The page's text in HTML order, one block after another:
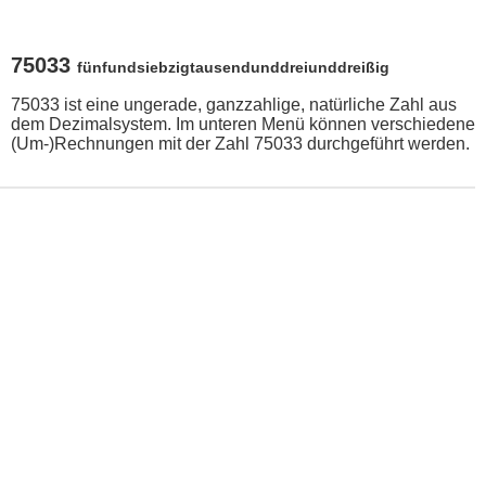
75033 fünfundsiebzigtausendunddreiunddreißig
75033 ist eine ungerade, ganzzahlige, natürliche Zahl aus
dem Dezimalsystem. Im unteren Menü können verschiedene
(Um-)Rechnungen mit der Zahl 75033 durchgeführt werden.